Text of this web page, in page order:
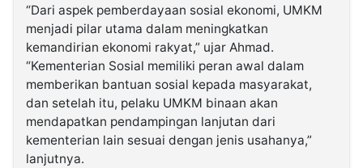
“Dari aspek pemberdayaan sosial ekonomi, UMKM
menjadi pilar utama dalam meningkatkan
kemandirian ekonomi rakyat,” ujar Ahmad.
“Kementerian Sosial memiliki peran awal dalam
memberikan bantuan sosial kepada masyarakat,
dan setelah itu, pelaku UMKM binaan akan
mendapatkan pendampingan lanjutan dari
kementerian lain sesuai dengan jenis usahanya,”
lanjutnya.